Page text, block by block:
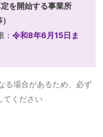
を開始する事業所
令和8年6月15日ま
る場合があるため、必ず
てください